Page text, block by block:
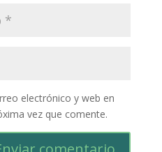
electrónico y web en
vez que comente.